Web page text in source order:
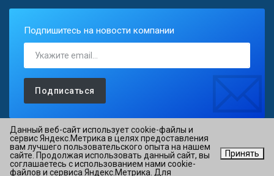
Подпишитесь на новости компании
Подписаться
©2026 АО «ОВИОНТ ИНФОРМ» ИНН 7725088527 ОГРН
1027700076051
Данный веб-сайт использует cookie-файлы и
сервис Яндекс.Метрика в целях предоставления
вам лучшего пользовательского опыта на нашем
сайте. Продолжая использовать данный сайт, вы
соглашаетесь с использованием нами cookie-
файлов и сервиса Яндекс.Метрика. Для
Принять